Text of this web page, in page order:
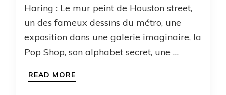
Haring : Le mur peint de Houston street,
un des fameux dessins du métro, une
exposition dans une galerie imaginaire, la
Pop Shop, son alphabet secret, une …
READ MORE